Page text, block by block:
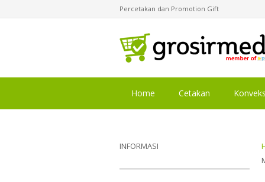
Percetakan dan Promotion Gift
Home Cetakan
INFORMASI